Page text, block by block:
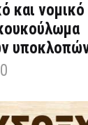
και νομικό